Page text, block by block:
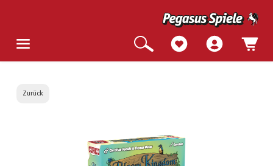
Zurück
Bildergalerie überspringen